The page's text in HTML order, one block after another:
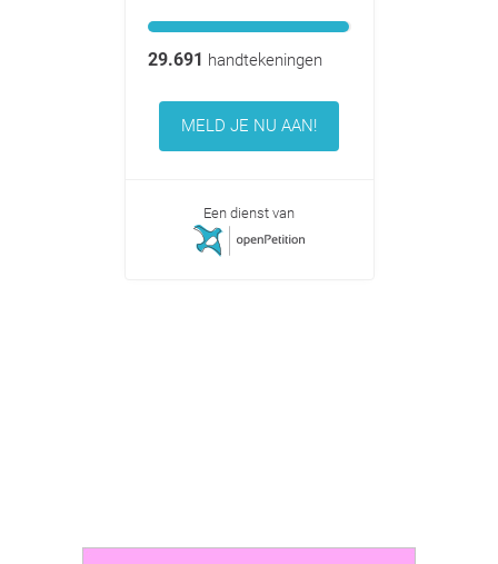
29.691 handtekeningen
MELD JE NU AAN!
Een dienst van